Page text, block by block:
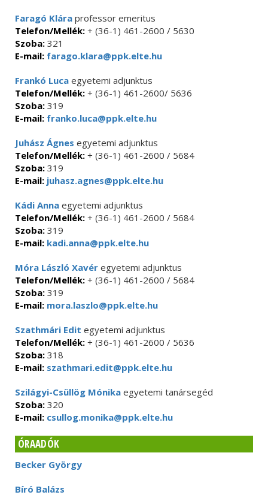
Faragó Klára professor emeritus
Telefon/Mellék: + (36-1) 461-2600 / 5630
Szoba: 321
E-mail: farago.klara@ppk.elte.hu
Frankó Luca egyetemi adjunktus
Telefon/Mellék: + (36-1) 461-2600/ 5636
Szoba: 319
E-mail: franko.luca@ppk.elte.hu
Juhász Ágnes egyetemi adjunktus
Telefon/Mellék: + (36-1) 461-2600 / 5684
Szoba: 319
E-mail: juhasz.agnes@ppk.elte.hu
Kádi Anna egyetemi adjunktus
Telefon/Mellék: + (36-1) 461-2600 / 5684
Szoba: 319
E-mail: kadi.anna@ppk.elte.hu
Móra László Xavér egyetemi adjunktus
Telefon/Mellék: + (36-1) 461-2600 / 5684
Szoba: 319
E-mail: mora.laszlo@ppk.elte.hu
Szathmári Edit egyetemi adjunktus
Telefon/Mellék: + (36-1) 461-2600 / 5636
Szoba: 318
E-mail: szathmari.edit@ppk.elte.hu
Szilágyi-Csüllög Mónika egyetemi tanársegéd
Szoba: 320
E-mail: csullog.monika@ppk.elte.hu
ÓRAADÓK
Becker György
Bíró Balázs